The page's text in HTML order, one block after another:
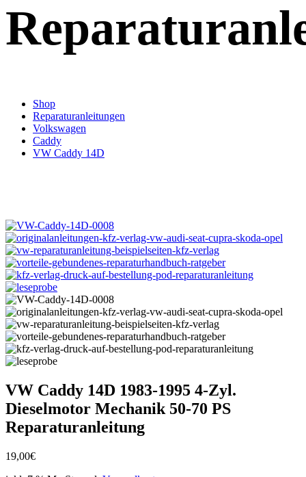
Shop
Reparaturanleitungen
Volkswagen
Caddy
VW Caddy 14D
VW Caddy 14D 1983-1995 4-Zyl.
Dieselmotor Mechanik 50-70 PS
Reparaturanleitung
19,00€